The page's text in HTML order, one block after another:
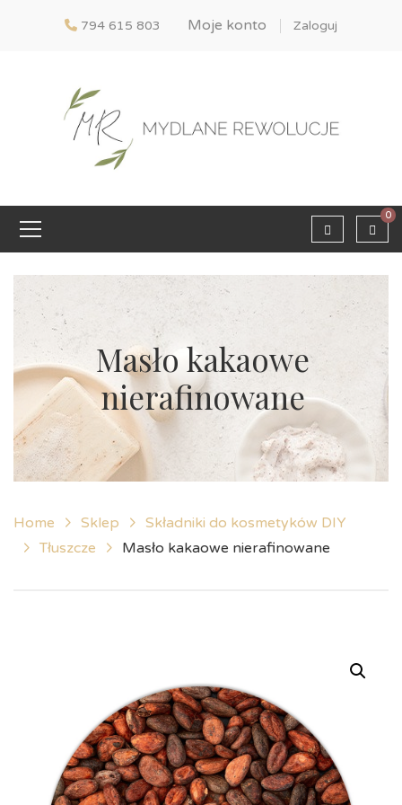
794 615 803 Moje konto Zaloguj
0
Masło kakaowe
nierafinowane
Home Sklep
Składniki do kosmetyków DIY
Tłuszcze
Masło kakaowe nierafinowane